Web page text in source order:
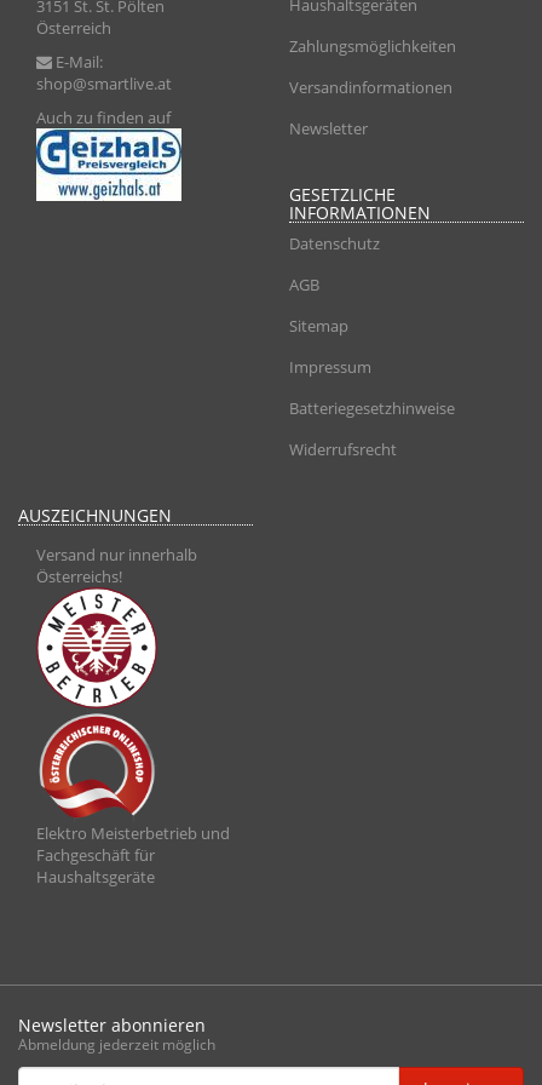
3151 St. St. Pölten
Österreich
E-Mail:
shop@smartlive.at
Auch zu finden auf
Haushaltsgeräten
Zahlungsmöglichkeiten
Versandinformationen
Newsletter
GESETZLICHE
INFORMATIONEN
Datenschutz
AGB
Sitemap
Impressum
Batteriegesetzhinweise
Widerrufsrecht
AUSZEICHNUNGEN
Versand nur innerhalb
Österreichs!
Elektro Meisterbetrieb und
Fachgeschäft für
Haushaltsgeräte
Newsletter abonnieren
Abmeldung jederzeit möglich
Email-